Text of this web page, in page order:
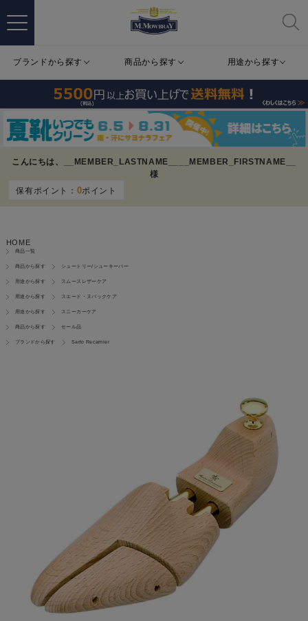
ブランドから探す 商品から探す 用途から探す
こんにちは、 __MEMBER_LASTNAME__
__MEMBER_FIRSTNAME__
様
保有ポイント： 0ポイント
HOME
商品一覧
商品から探す シュートリー/シューキーパー
用途から探す スムースレザーケア
用途から探す スエード・ヌバックケア
用途から探す スニーカーケア
商品から探す セール品
ブランドから探す Sarto Recamier